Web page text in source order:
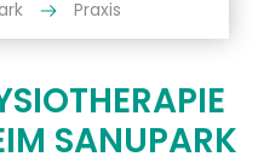
Praxis
SANUPARK